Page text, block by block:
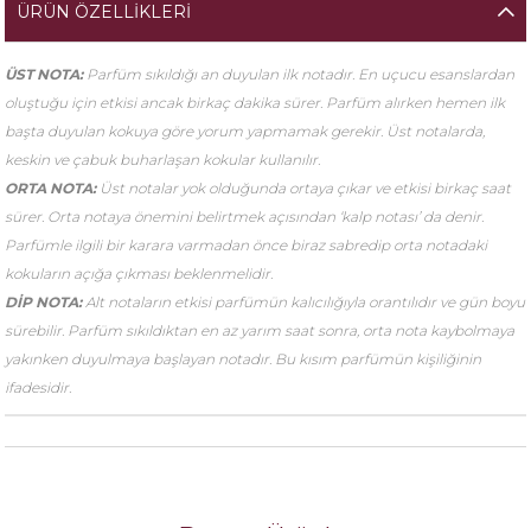
ÜRÜN ÖZELLIKLERI
ÜST NOTA:Parfüm sıkıldığı an duyulan ilk notadır. En uçucu esanslardan
oluştuğu için etkisi ancak birkaç dakika sürer. Parfüm alırken hemen ilk
başta duyulan kokuya göre yorum yapmamak gerekir. Üst notalarda,
keskin ve çabuk buharlaşan kokular kullanılır.
ORTA NOTA: Üst notalar yok olduğunda ortaya çıkar ve etkisi birkaç saat
sürer. Orta notaya önemini belirtmek açısından ‘kalp notası’ da denir.
Parfümle ilgili bir karara varmadan önce biraz sabredip orta notadaki
kokuların açığa çıkması beklenmelidir.
DİP NOTA:Alt notaların etkisi parfümün kalıcılığıyla orantılıdır ve gün boyu
sürebilir. Parfüm sıkıldıktan en az yarım saat sonra, orta nota kaybolmaya
yakınken duyulmaya başlayan notadır. Bu kısım parfümün kişiliğinin
ifadesidir.